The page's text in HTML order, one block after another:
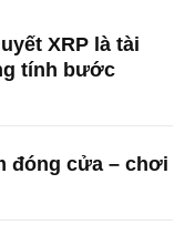
XRP là tài
tính bước
đóng cửa – chơi